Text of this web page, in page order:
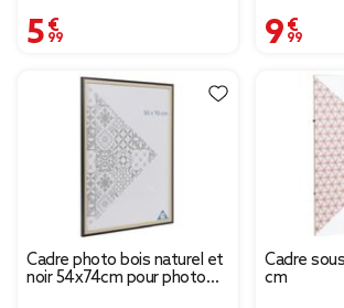
5,99 € 9,99 €
Cadre photo bois naturel et
noir 54x74cm pour photo
Cadre
cm